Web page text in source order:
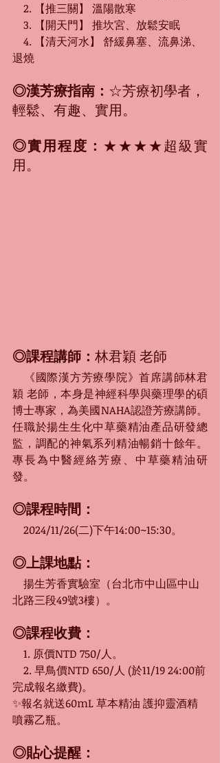
2. 【推三關】 溫陽散寒
3. 【開天門】 推坎宮、放鬆安眠
4. 【清天河水】 舒緩鼻塞、流鼻涕、
退燒
◎漢芳療指南： ☆芳療初學者，
輕鬆、有趣、實用。
◎實用程度： ★★★★超級實
用。
◎課程講師： 林君穎 老師
《國際漢方芳療學院》首席講師林君
穎 老師，本身是神經科學與藥理學的碩
博士專家，為美國NAHA認證芳療講師。
任職於揚生生化中草藥精油產品研發總
監，調配的神氣系列精油暢銷十餘年。
專長為中醫經絡芳療、中草藥精油研
發。
◎課程時間：
2024/11/26(二)下午14:00~15:30。
◎上課地點：
揚生芳香實驗室（台北市中山區中山
北路三段49號3樓）。
◎課程收費：
1. 原價NTD 750/人。
2. 早鳥價NTD 650/人 (於11/19 24:00前
完成報名繳費)。
✨報名就送60mL 草本精油 護抑靈酒精
噴霧乙瓶。
◎貼心提醒：